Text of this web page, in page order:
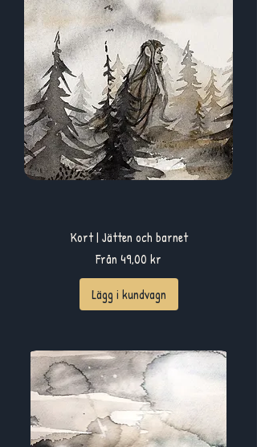
Kort | Jätten och barnet
Från 49,00 kr
Reapris
Lägg i kundvagn